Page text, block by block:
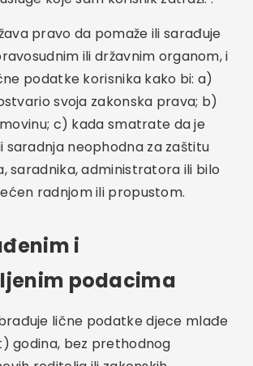
pravo da pomaže ili sarađuje
ili državnim organom, i
podatke korisnika kako bi: a)
svoja zakonska prava; b)
c) kada smatrate da je
saradnja neophodna za zaštitu
saradnika, administratora ili bilo
radnjom ili propustom.
i
podacima
lične podatke djece mlađe
godina, bez prethodnog